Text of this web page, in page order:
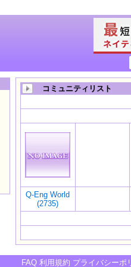
コミュニティリスト
Q-Eng World
(2735)
FAQ 利用規約 プライバシーポ